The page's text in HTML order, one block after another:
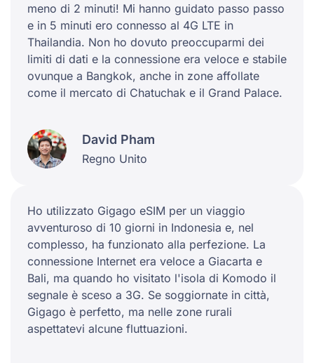
meno di 2 minuti! Mi hanno guidato passo passo
e in 5 minuti ero connesso al 4G LTE in
Thailandia. Non ho dovuto preoccuparmi dei
limiti di dati e la connessione era veloce e stabile
ovunque a Bangkok, anche in zone affollate
come il mercato di Chatuchak e il Grand Palace.
David Pham
Regno Unito
Ho utilizzato Gigago eSIM per un viaggio
avventuroso di 10 giorni in Indonesia e, nel
complesso, ha funzionato alla perfezione. La
connessione Internet era veloce a Giacarta e
Bali, ma quando ho visitato l'isola di Komodo il
segnale è sceso a 3G. Se soggiornate in città,
Gigago è perfetto, ma nelle zone rurali
aspettatevi alcune fluttuazioni.